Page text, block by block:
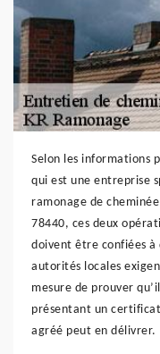
Selon les informations
qui est une entreprise
ramonage de
78440, ces deux
doivent être confiées à
autorités locales
mesure de prouver
présentant un
agréé peut en délivrer.